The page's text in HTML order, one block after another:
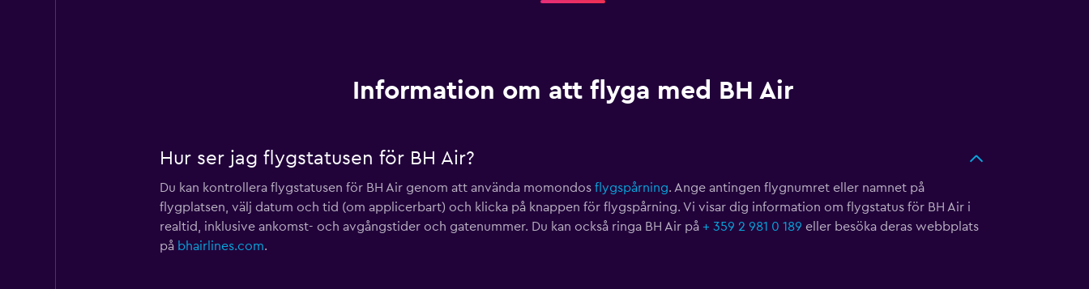
Information om att flyga med BH Air
Hur ser jag flygstatusen för BH Air?
Du kan kontrollera flygstatusen för BH Air genom att använda momondos flygspårning. Ange antingen flygnumret eller namnet på
flygplatsen, välj datum och tid (om applicerbart) och klicka på knappen för flygspårning. Vi visar dig information om flygstatus för BH Air i
realtid, inklusive ankomst- och avgångstider och gatenummer. Du kan också ringa BH Air på + 359 2 981 0 189 eller besöka deras webbplats
på bhairlines.com.